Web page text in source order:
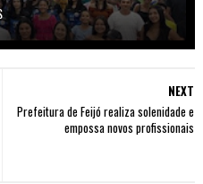
NEXT
Prefeitura de Feijó realiza solenidade e
empossa novos profissionais